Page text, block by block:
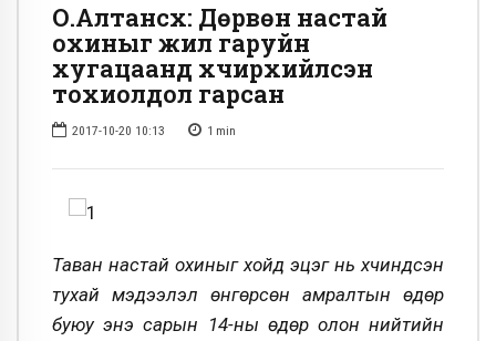
О.Алтансүх: Дөрвөн настай
охиныг жил гаруйн
хугацаанд хүчирхийлсэн
тохиолдол гарсан
2017-10-20 10:13 1 min
Таван настай охиныг хойд эцэг нь хүчиндсэн
тухай мэдээлэл өнгөрсөн амралтын өдөр
буюу энэ сарын 14-ны өдөр олон нийтийн